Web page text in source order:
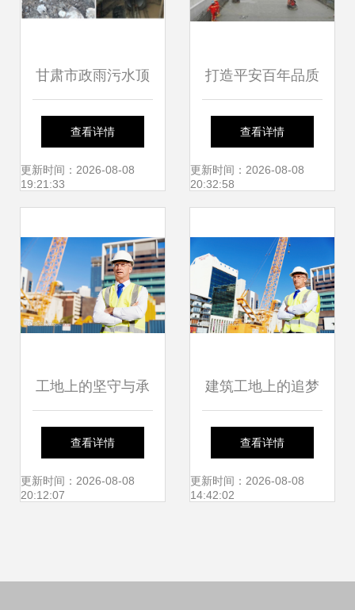
甘肃市政雨污水顶
管施工价格解析 影
响因素与概算策略
查看详情
更新时间：2026-08-08
19:21:33
打造平安百年品质
工程 全省公路水运
工程建设观摩交流
查看详情
更新时间：2026-08-08
20:32:58
工地上的坚守与承
诺 致每一位建设工
程师
查看详情
更新时间：2026-08-08
20:12:07
建筑工地上的追梦
人 工程师与建设者
的日常
查看详情
更新时间：2026-08-08
14:42:02